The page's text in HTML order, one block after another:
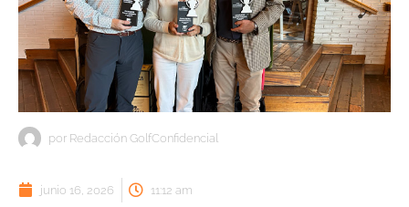
por Redacción GolfConfidencial
junio 16, 2026 11:12 am